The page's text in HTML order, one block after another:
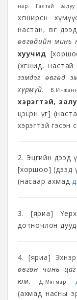
нар. Галтай
хөгширсөн
настан, өвөг
өвгөдийн минь
хуучид
(хөгшид,
зэмдэг өвгөд
хүрмүй.
хэрэгтэй,
цэцэн үг]
хэрэгтэй гэсэн
2. Эцгийн дээд
[хоршоо] (дээд
(насаар ахмад
3. [яриа]
дотночлон
4. [яриа] Эхнэр
өвгөн чинь
юм.
Д.Мягмар.
(ахмад насны